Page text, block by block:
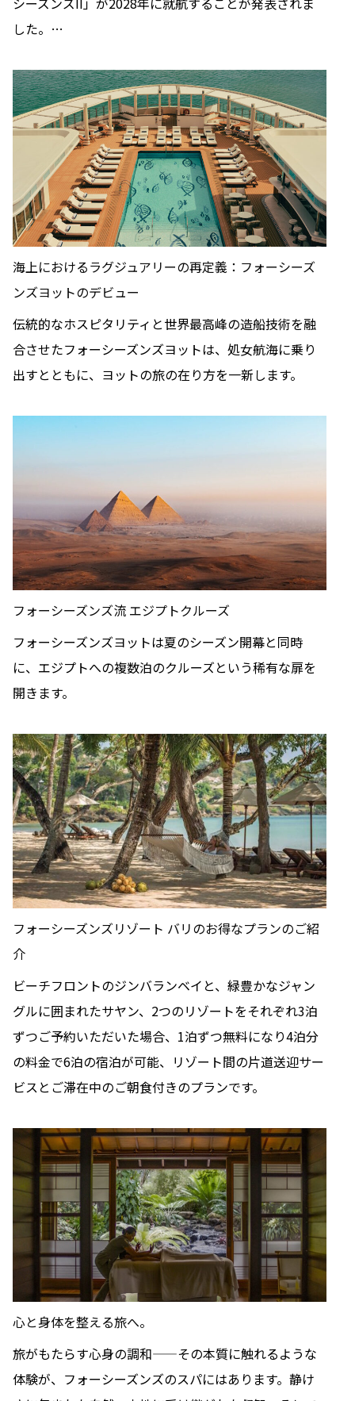
した。…
海上におけるラグジュアリーの再定義：フォーシーズ
ンズヨットのデビュー
伝統的なホスピタリティと世界最高峰の造船技術を融
合させたフォーシーズンズヨットは、処女航海に乗り
出すとともに、ヨットの旅の在り方を一新します。
フォーシーズンズ流 エジプトクルーズ
フォーシーズンズヨットは夏のシーズン開幕と同時
に、エジプトへの複数泊のクルーズという稀有な扉を
開きます。
フォーシーズンズリゾート バリのお得なプランのご紹
介
ビーチフロントのジンバランベイと、緑豊かなジャン
グルに囲まれたサヤン、2つのリゾートをそれぞれ3泊
ずつご予約いただいた場合、1泊ずつ無料になり4泊分
の料金で6泊の宿泊が可能、リゾート間の片道送迎サー
ビスとご滞在中のご朝食付きのプランです。
心と身体を整える旅へ。
旅がもたらす心身の調和——その本質に触れるような
体験が、フォーシーズンズのスパにはあります。静け